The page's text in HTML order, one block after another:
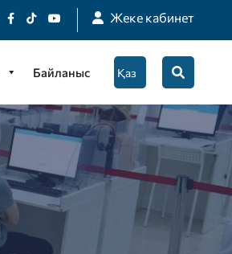
Жеке кабинет
Байланыс